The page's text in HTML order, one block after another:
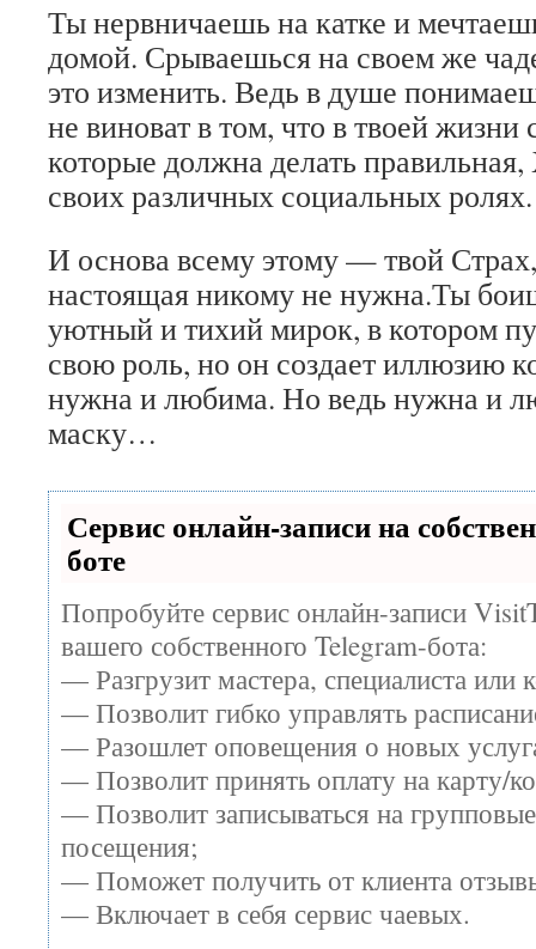
Ты нервничаешь на катке и
домой. Срываешься на своем же
это изменить. Ведь в душе
не виноват в том, что в твоей
которые должна делать
своих различных социальных ролях.
И основа всему этому — твой
настоящая никому не нужна.Ты
уютный и тихий мирок, в котором
свою роль, но он создает иллюзию
нужна и любима. Но ведь нужна и
маску…
Сервис онлайн-записи на
боте
Попробуйте сервис онлайн-записи
вашего собственного Telegram-бота:
— Разгрузит мастера, специалиста или
— Позволит гибко управлять
— Разошлет оповещения о новых
— Позволит принять оплату на карту/
— Позволит записываться на
посещения;
— Поможет получить от клиента
— Включает в себя сервис чаевых.